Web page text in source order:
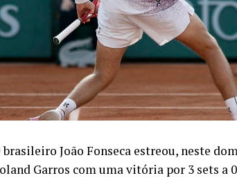
brasileiro João Fonseca estreou, neste
Garros com uma vitória por 3 sets a